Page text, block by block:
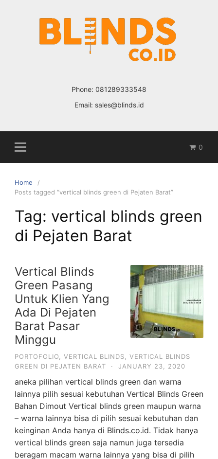
Phone: 081289333548
Email: sales@blinds.id
0
Home
Posts tagged “vertical blinds green di Pejaten Barat”
Tag: vertical blinds green
di Pejaten Barat
Vertical Blinds
Green Pasang
Untuk Klien Yang
Ada Di Pejaten
Barat Pasar
Minggu
PORTOFOLIO VERTICAL BLINDS
VERTICAL BLINDS
GREEN DI PEJATEN BARAT
· JANUARY 23, 2020
aneka pilihan vertical blinds green dan warna
lainnya pilih sesuai kebutuhan Vertical Blinds Green
Bahan Dimout Vertical blinds green maupun warna
– warna lainnya bisa di pilih sesuai kebutuhan dan
keinginan Anda hanya di Blinds.co.id. Tidak hanya
vertical blinds green saja namun juga tersedia
beragam macam warna lainnya yang bisa di pilih